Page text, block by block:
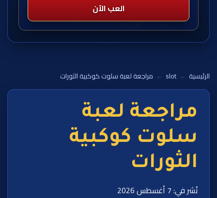
العب الآن
الرئيسية ←
slot
← مراجعة لعبة سلوت كوكبية الثورات
مراجعة لعبة
سلوت كوكبية
الثورات
نُشر في: 7 أغسطس 2026